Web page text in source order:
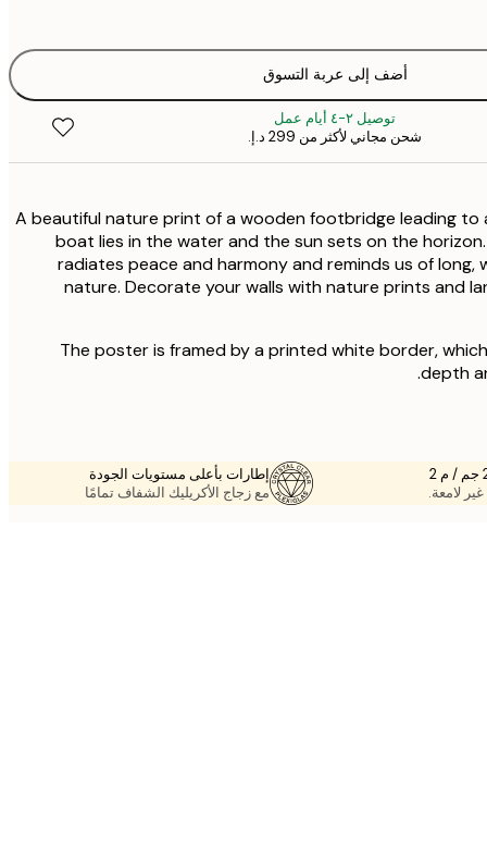
أضف إلى عربة التسوق
توصيل ٢-٤ أيام عمل
شحن مجاني لأكثر من ‏299 د.إ.‏
A beautiful nature print of a wooden footbridge leading to
boat lies in the water and the sun sets on the
radiates peace and harmony and reminds us of long,
nature. Decorate your walls with nature prints and
The poster is framed by a printed white border,
depth
لامعة.
إطارات بأعلى مستويات الجودة
مع زجاج الأكريليك الشفاف تمامًا